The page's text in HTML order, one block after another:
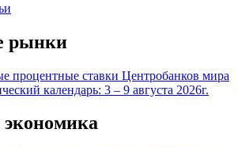
рынки
процентные ставки Центробанков мира
календарь: 3 – 9 августа 2026г.